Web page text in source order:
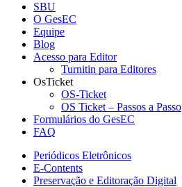
SBU
O GesEC
Equipe
Blog
Acesso para Editor
Turnitin para Editores
OsTicket
OS-Ticket
OS Ticket – Passos a Passo
Formulários do GesEC
FAQ
Periódicos Eletrônicos
E-Contents
Preservação e Editoração Digital